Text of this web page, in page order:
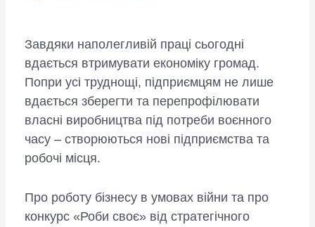
Завдяки наполегливій праці сьогодні
вдається втримувати економіку громад.
Попри усі труднощі, підприємцям не лише
вдається зберегти та перепрофілювати
власні виробництва під потреби воєнного
часу – створюються нові підприємства та
робочі місця.
Про роботу бізнесу в умовах війни та про
конкурс «Роби своє» від стратегічного